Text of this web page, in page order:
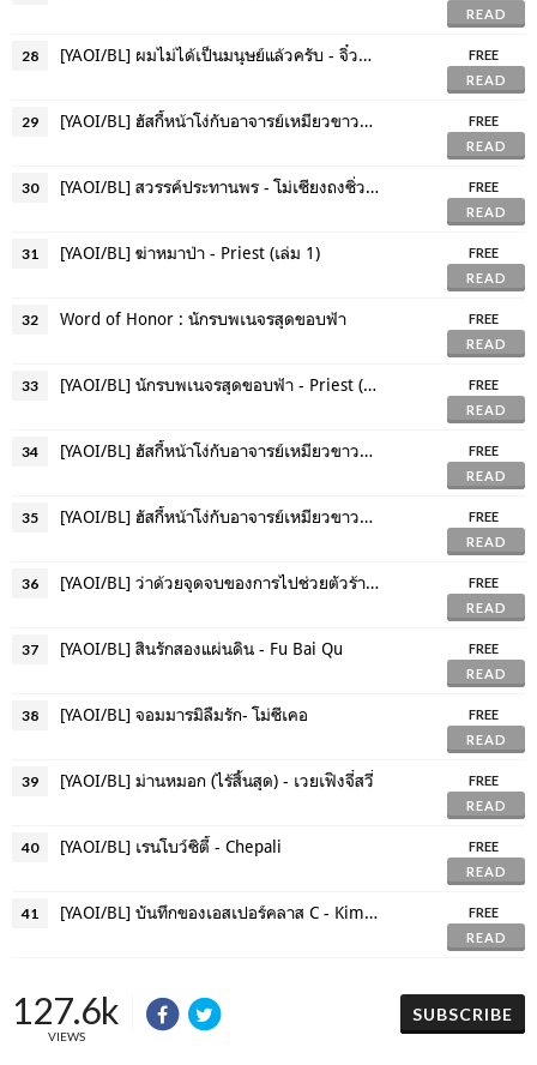
READ
28 [YAOI/BL] ผมไม่ได้เป็นมนุษย์แล้วครับ - จิ๋วอี่ (3 เล่มจบ)
FREE
READ
29 [YAOI/BL] ฮัสกี้หน้าโง่กับอาจารย์เหมียวขาวของเขา - โร่วเปาปู้ชือโร่ว (เล่ม 1)
FREE
READ
30 [YAOI/BL] สวรรค์ประทานพร - โม่เซียงถงซิ่ว (เล่ม 1)
FREE
READ
31 [YAOI/BL] ฆ่าหมาป่า - Priest (เล่ม 1)
FREE
READ
32 Word of Honor : นักรบพเนจรสุดขอบฟ้า
FREE
READ
33 [YAOI/BL] นักรบพเนจรสุดขอบฟ้า - Priest (2 เล่มจบ)
FREE
READ
34 [YAOI/BL] ฮัสกี้หน้าโง่กับอาจารย์เหมียวขาวของเขา - โร่วเปาปู้ชือโร่ว (เล่ม 2)
FREE
READ
35 [YAOI/BL] ฮัสกี้หน้าโง่กับอาจารย์เหมียวขาวของเขา - โร่วเปาปู้ชือโร่ว (เล่ม 3)
FREE
READ
36 [YAOI/BL] ว่าด้วยจุดจบของการไปช่วยตัวร้าย - เฟิ่งอวี่เนี่ย
FREE
READ
37 [YAOI/BL] สินรักสองแผ่นดิน - Fu Bai Qu
FREE
READ
38 [YAOI/BL] จอมมารมิลืมรัก- โม่ซีเคอ
FREE
READ
39 [YAOI/BL] ม่านหมอก (ไร้สิ้นสุด) - เวยเฟิงจี๋สวี่
FREE
READ
40 [YAOI/BL] เรนโบว์ซิตี้ - Chepali
FREE
READ
41 [YAOI/BL] บันทึกของเอสเปอร์คลาส C - KimPhilip
FREE
READ
127.6k
VIEWS
SUBSCRIBE